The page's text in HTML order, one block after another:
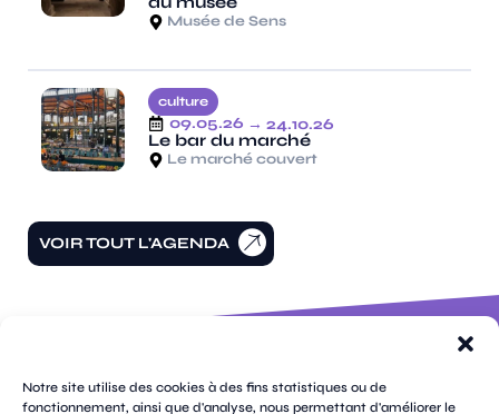
Notre site utilise des cookies à des fins statistiques ou de
fonctionnement, ainsi que d'analyse, nous permettant d'améliorer le
Musée de Sens
culture
09.05.26 → 24.10.26
Le bar du marché
Le marché couvert
VOIR TOUT L'AGENDA
de la
république
pages